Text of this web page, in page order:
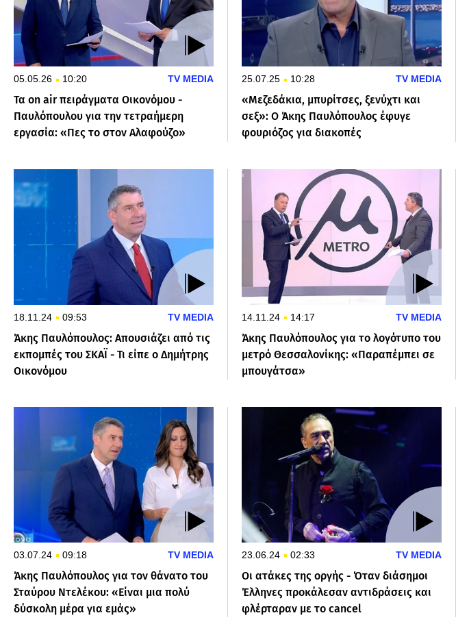
05.05.26 10:20 TV MEDIA
Τα on air πειράγματα Οικονόμου -
Παυλόπουλου για την τετραήμερη
εργασία: «Πες το στον Αλαφούζο»
25.07.25 10:28 TV MEDIA
«Μεζεδάκια, μπυρίτσες, ξενύχτι και
σεξ»: Ο Άκης Παυλόπουλος έφυγε
φουριόζος για διακοπές
18.11.24 09:53 TV MEDIA
Άκης Παυλόπουλος: Απουσιάζει από τις
εκπομπές του ΣΚΑΪ - Τι είπε ο Δημήτρης
Οικονόμου
14.11.24 14:17 TV MEDIA
Άκης Παυλόπουλος για το λογότυπο του
μετρό Θεσσαλονίκης: «Παραπέμπει σε
μπουγάτσα»
03.07.24 09:18 TV MEDIA
Άκης Παυλόπουλος για τον θάνατο του
Σταύρου Ντελέκου: «Είναι μια πολύ
δύσκολη μέρα για εμάς»
23.06.24 02:33 TV MEDIA
Οι ατάκες της οργής - Όταν διάσημοι
Έλληνες προκάλεσαν αντιδράσεις και
φλέρταραν με το cancel